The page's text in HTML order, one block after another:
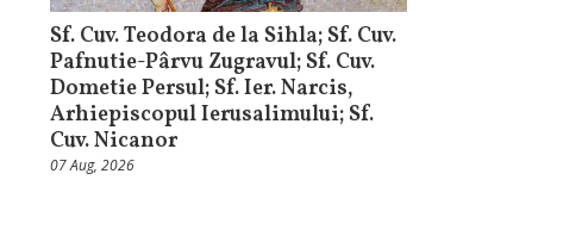
Sf. Cuv. Teodora de la Sihla; Sf. Cuv.
Pafnutie-Pârvu Zugravul; Sf. Cuv.
Dometie Persul; Sf. Ier. Narcis,
Arhiepiscopul Ierusalimului; Sf.
Cuv. Nicanor
07 Aug, 2026